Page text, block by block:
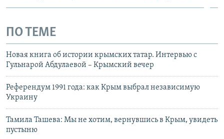
ПО ТЕМЕ
Новая книга об истории крымских татар. Интервью с
Гульнарой Абдулаевой – Крымский вечер
Референдум 1991 года: как Крым выбрал независимую
Украину
Тамила Ташева: Мы не хотим, вернувшись в Крым, увидеть
пустыню